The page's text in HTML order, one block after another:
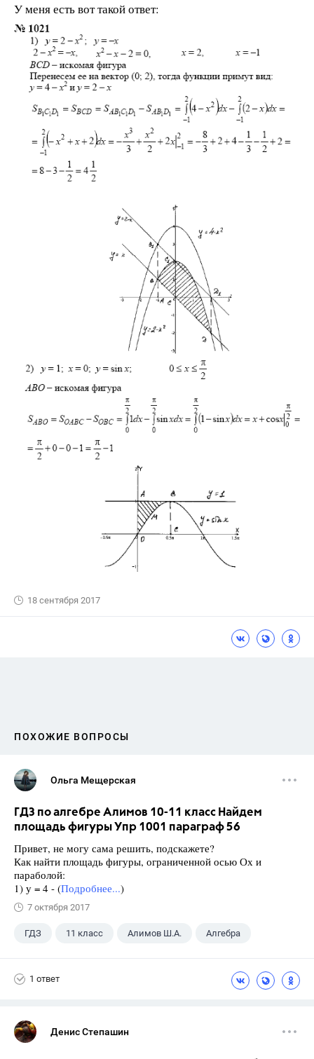
У меня есть вот такой ответ:
18 сентября 2017
ПОХОЖИЕ ВОПРОСЫ
Ольга Мещерская
ГДЗ по алгебре Алимов 10-11 класс Найдем
площадь фигуры Упр 1001 параграф 56
Привет, не могу сама решить, подскажете?
Как найти площадь фигуры, ограниченной осью Ох и
параболой:
1) у = 4 - (Подробнее...)
7 октября 2017
ГДЗ 11 класс Алимов Ш.А. Алгебра
1 ответ
Денис Степашин